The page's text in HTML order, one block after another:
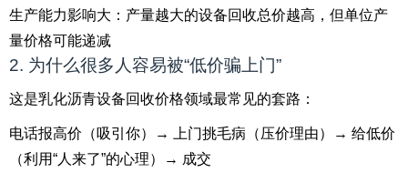
生产能力影响大：产量越大的设备回收总价越高，但单位产
量价格可能递减
2. 为什么很多人容易被“低价骗上门”
这是乳化沥青设备回收价格领域最常见的套路：
电话报高价（吸引你）→ 上门挑毛病（压价理由）→ 给低价
（利用“人来了”的心理）→ 成交